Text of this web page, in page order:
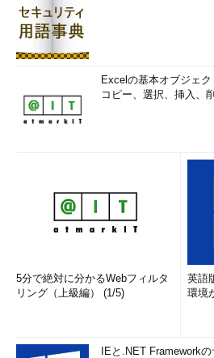
Excelの基本オブジェク
コピー、選択、挿入、
5分で絶対に分かるWebフィルタ
リング（上級編） (1/5)
英語
環境
IEと.NET Framework